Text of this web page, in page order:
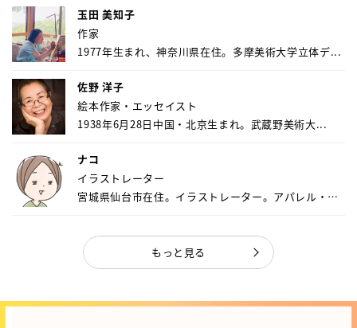
玉田 美知子
作家
1977年生まれ、神奈川県在住。多摩美術大学立体デ...
佐野 洋子
絵本作家・エッセイスト
1938年6月28日中国・北京生まれ。武蔵野美術大...
ナコ
イラストレーター
宮城県仙台市在住。イラストレーター。アパレル・キ
もっと見る